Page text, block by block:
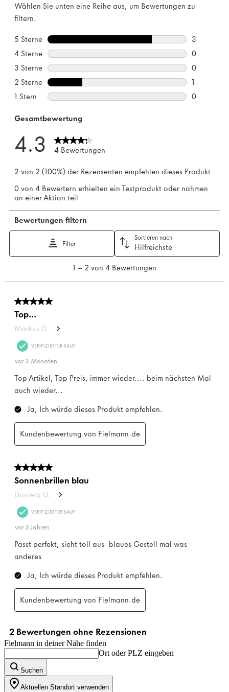
Fielmann in deiner Nähe finden
Ort oder PLZ eingeben
Suchen
Aktuellen Standort verwenden